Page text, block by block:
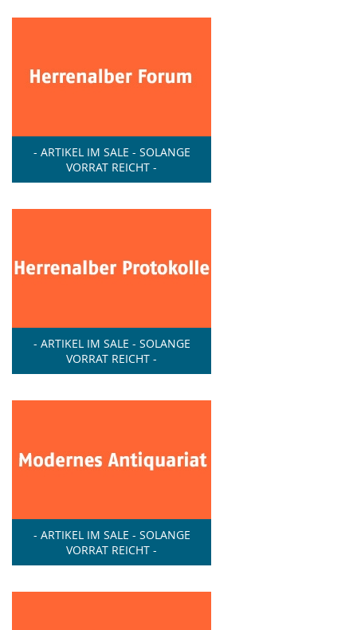
- ARTIKEL IM SALE - SOLANGE
VORRAT REICHT -
- ARTIKEL IM SALE - SOLANGE
VORRAT REICHT -
- ARTIKEL IM SALE - SOLANGE
VORRAT REICHT -